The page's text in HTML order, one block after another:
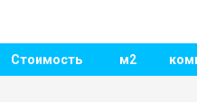
Стоимость м2